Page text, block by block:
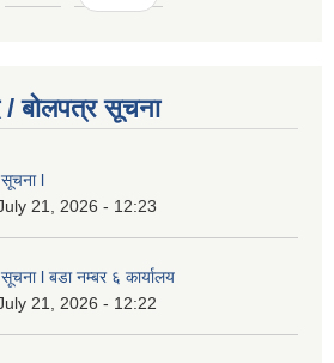
/ बोलपत्र सूचना
l
21, 2026 - 12:23
l बडा नम्बर ६ कार्यालय
21, 2026 - 12:22